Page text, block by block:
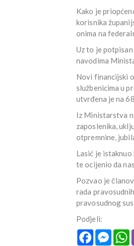
Kako je
korisnika
onima na
Uz to je potpisan
navodima
Novi financijski
službenicima u
utvrđena je na
Iz Ministarstva
zaposlenika,
otpremnine,
Lasić je
te ocijenio da
Pozvao je
rada
pravosudnog
Podjeli:
Facebook